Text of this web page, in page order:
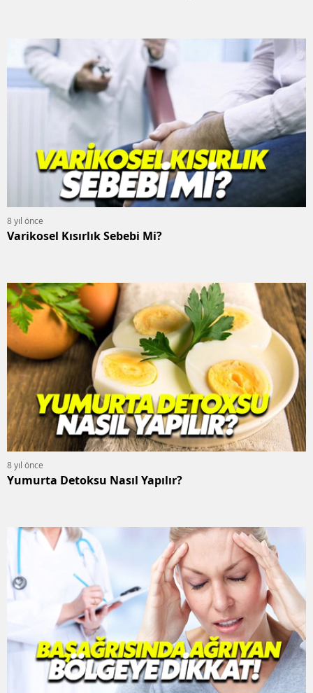
8 yıl önce
Varikosel Kısırlık Sebebi Mi?
8 yıl önce
Yumurta Detoksu Nasıl Yapılır?